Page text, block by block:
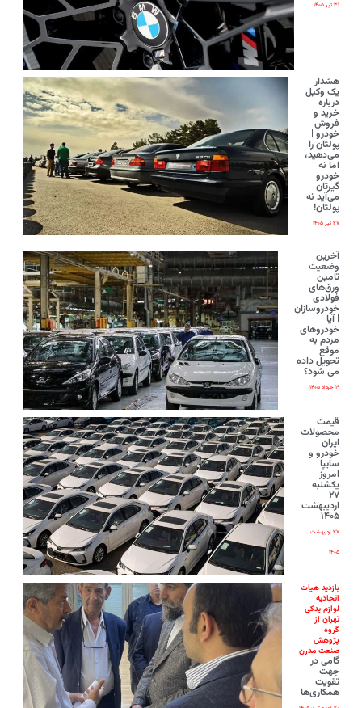
۳۱ تیر ۱۴۰۵
هشدار
یک وکیل
درباره
خرید و
فروش
خودرو |
پولتان را
می‌دهید،
اما نه
خودرو
گیرتان
می‌آید نه
پولتان!
۲۷ تیر ۱۴۰۵
آخرین
وضعیت
تامین
ورق‌های
فولادی
خودروسازان
| آیا
خودروهای
مردم به
موقع
تحویل داده
می شود؟
۱۹ خرداد ۱۴۰۵
قیمت
محصولات
ایران‌
خودرو و
سایپا
امروز
یکشنبه
۲۷
اردیبهشت
۱۴۰۵
۲۷ اردیبهشت
۱۴۰۵
بازدید هیات
اتحادیه
لوازم یدکی
تهران از
گروه
پژوهش
صنعت مدرن
گامی در
جهت
تقویت
همکاری‌ها